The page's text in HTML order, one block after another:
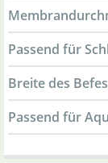
Passend für
Breite des
Passend für